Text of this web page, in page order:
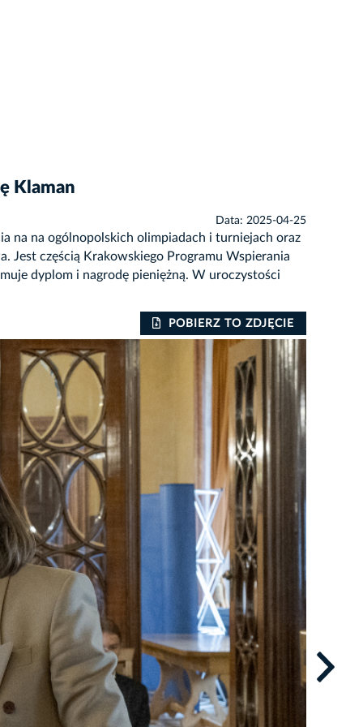
Klaman
Data: 2025-04-25
na na ogólnopolskich olimpiadach i turniejach oraz
Jest częścią Krakowskiego Programu Wspierania
dyplom i nagrodę pieniężną. W uroczystości
POBIERZ TO ZDJĘCIE